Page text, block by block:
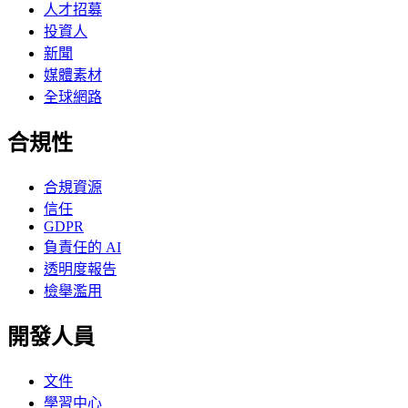
人才招募
投資人
新聞
媒體素材
全球網路
合規性
合規資源
信任
GDPR
負責任的 AI
透明度報告
檢舉濫用
開發人員
文件
學習中心